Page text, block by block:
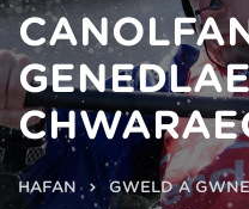
HAFAN GWELD A